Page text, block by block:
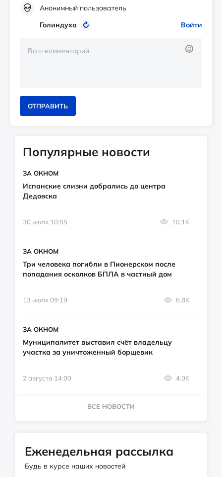
Анонимный пользователь
Голиндуха
Войти
ОТПРАВИТЬ
Популярные новости
ЗА ОКНОМ
Испанские слизни добрались до центра
Дедовска
30 июля 10:55 10.1K
ЗА ОКНОМ
Три человека погибли в Пионерском после
попадания осколков БПЛА в частный дом
13 июля 09:19 6.8K
ЗА ОКНОМ
Муниципалитет выставил счёт владельцу
участка за уничтоженный борщевик
2 августа 14:00 4.0K
ВСЕ НОВОСТИ
Еженедельная рассылка
Будь в курсе наших новостей